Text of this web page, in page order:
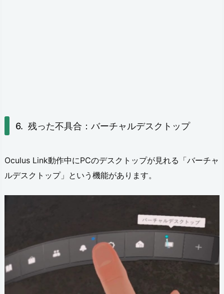
残った不具合：バーチャルデスクトップ
Oculus Link動作中にPCのデスクトップが見れる「バーチャ
ルデスクトップ」という機能があります。